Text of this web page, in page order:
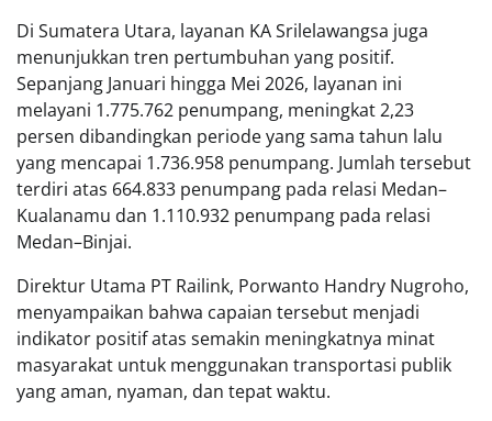
Di Sumatera Utara, layanan KA Srilelawangsa juga
menunjukkan tren pertumbuhan yang positif.
Sepanjang Januari hingga Mei 2026, layanan ini
melayani 1.775.762 penumpang, meningkat 2,23
persen dibandingkan periode yang sama tahun lalu
yang mencapai 1.736.958 penumpang. Jumlah tersebut
terdiri atas 664.833 penumpang pada relasi Medan–
Kualanamu dan 1.110.932 penumpang pada relasi
Medan–Binjai.
Direktur Utama PT Railink, Porwanto Handry Nugroho,
menyampaikan bahwa capaian tersebut menjadi
indikator positif atas semakin meningkatnya minat
masyarakat untuk menggunakan transportasi publik
yang aman, nyaman, dan tepat waktu.